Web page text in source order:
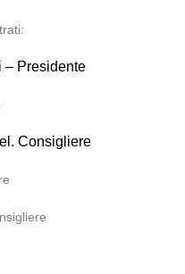
– Presidente
Consigliere